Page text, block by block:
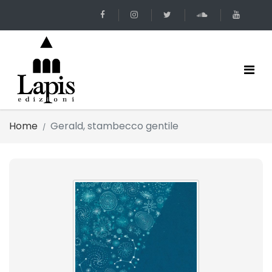
Home Gerald, stambecco gentile